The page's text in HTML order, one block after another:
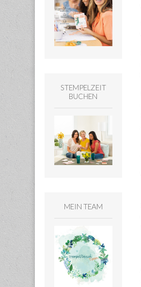
STEMPELZEIT
BUCHEN
MEIN TEAM